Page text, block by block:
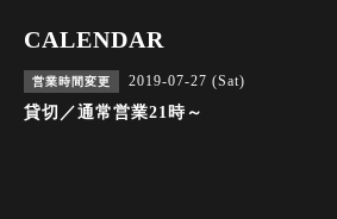
CALENDAR
営業時間変更 2019-07-27 (Sat)
貸切／通常営業21時～